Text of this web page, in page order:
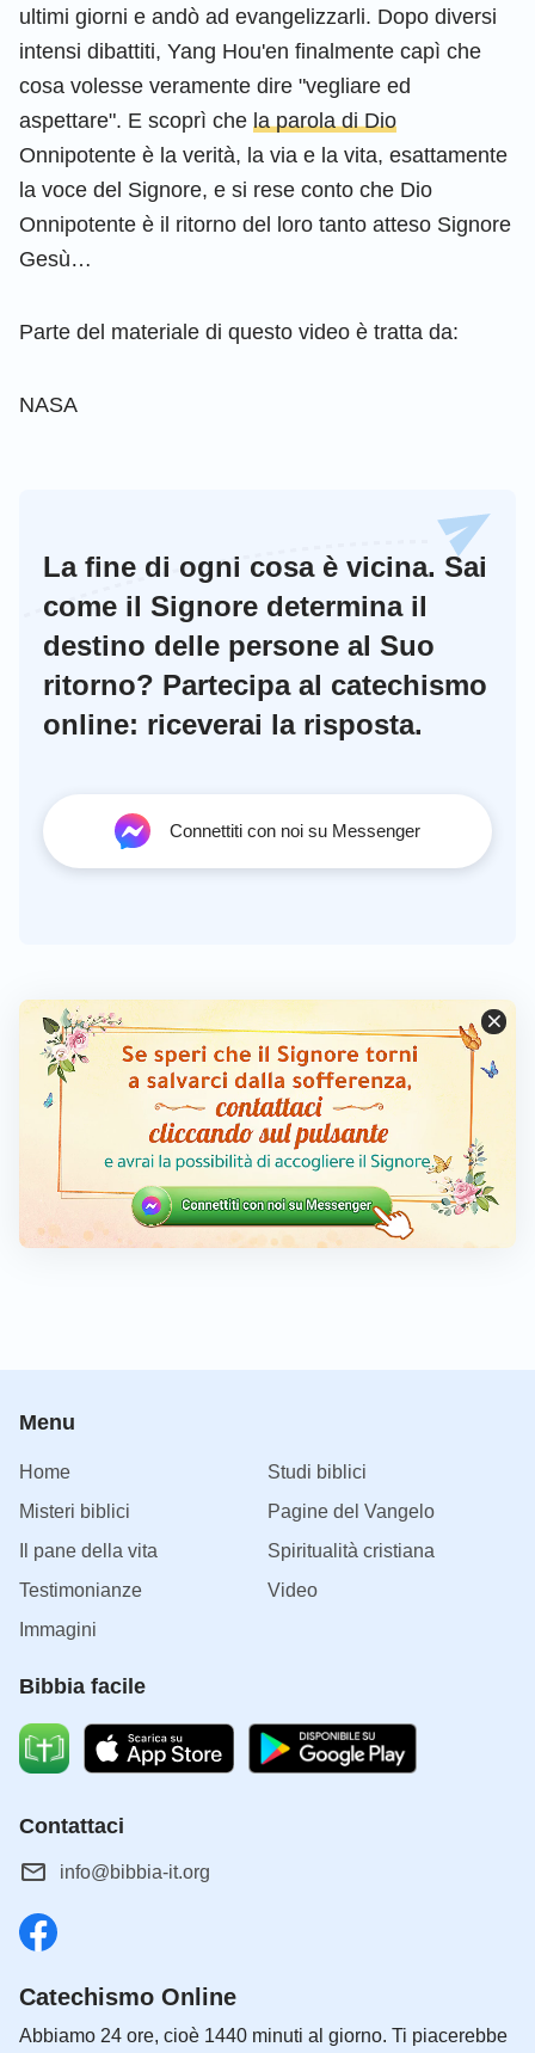
ultimi giorni e andò ad evangelizzarli. Dopo diversi
intensi dibattiti, Yang Hou'en finalmente capì che
cosa volesse veramente dire "vegliare ed
aspettare". E scoprì che la parola di Dio
Onnipotente è la verità, la via e la vita, esattamente
la voce del Signore, e si rese conto che Dio
Onnipotente è il ritorno del loro tanto atteso Signore
Gesù…
Parte del materiale di questo video è tratta da:
NASA
La fine di ogni cosa è vicina. Sai
come il Signore determina il
destino delle persone al Suo
ritorno? Partecipa al catechismo
online: riceverai la risposta.
Connettiti con noi su Messenger
Menu
Home
Studi biblici
Misteri biblici
Pagine del Vangelo
Il pane della vita
Spiritualità cristiana
Testimonianze
Video
Immagini
Bibbia facile
Contattaci
info@bibbia-it.org
Catechismo Online
Abbiamo 24 ore, cioè 1440 minuti al giorno. Ti piacerebbe